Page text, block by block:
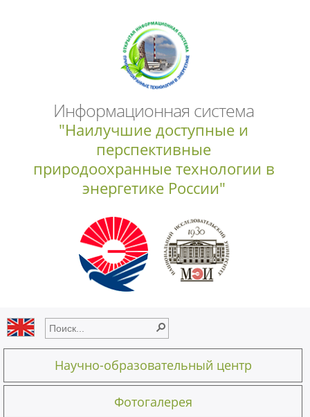
Информационная система
"Наилучшие доступные и
перспективные
природоохранные технологии в
энергетике России"
Научно-образовательный центр
Фотогалерея